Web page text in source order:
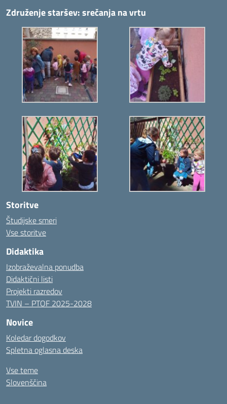
Združenje staršev: srečanja na vrtu
Storitve
Študijske smeri
Vse storitve
Didaktika
Izobraževalna ponudba
Didaktični listi
Projekti razredov
TVIN – PTOF 2025-2028
Novice
Koledar dogodkov
Spletna oglasna deska
Vse teme
Slovenščina